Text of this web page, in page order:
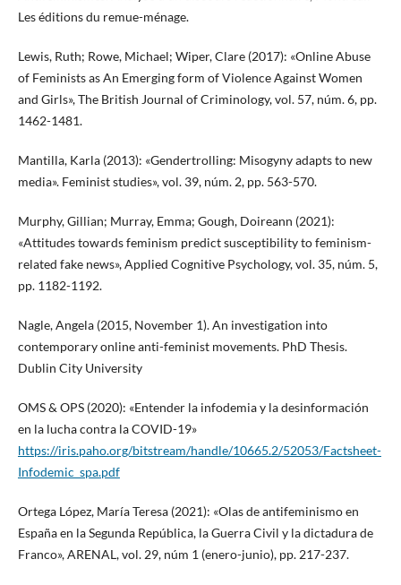
Les éditions du remue-ménage.
Lewis, Ruth; Rowe, Michael; Wiper, Clare (2017): «Online Abuse
of Feminists as An Emerging form of Violence Against Women
and Girls», The British Journal of Criminology, vol. 57, núm. 6, pp.
1462-1481.
Mantilla, Karla (2013): «Gendertrolling: Misogyny adapts to new
media». Feminist studies», vol. 39, núm. 2, pp. 563-570.
Murphy, Gillian; Murray, Emma; Gough, Doireann (2021):
«Attitudes towards feminism predict susceptibility to feminism-
related fake news», Applied Cognitive Psychology, vol. 35, núm. 5,
pp. 1182-1192.
Nagle, Angela (2015, November 1). An investigation into
contemporary online anti-feminist movements. PhD Thesis.
Dublin City University
OMS & OPS (2020): «Entender la infodemia y la desinformación
en la lucha contra la COVID-19»
https://iris.paho.org/bitstream/handle/10665.2/52053/Factsheet-
Infodemic_spa.pdf
Ortega López, María Teresa (2021): «Olas de antifeminismo en
España en la Segunda República, la Guerra Civil y la dictadura de
Franco», ARENAL, vol. 29, núm 1 (enero-junio), pp. 217-237.